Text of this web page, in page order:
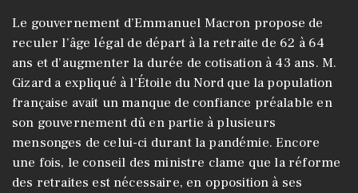
Le gouvernement d’Emmanuel Macron propose de
reculer l’âge légal de départ à la retraite de 62 à 64
ans et d’augmenter la durée de cotisation à 43 ans. M.
Gizard a expliqué à l’Étoile du Nord que la population
française avait un manque de confiance préalable en
son gouvernement dû en partie à plusieurs
mensonges de celui-ci durant la pandémie. Encore
une fois, le conseil des ministre clame que la réforme
des retraites est nécessaire, en opposition à ses